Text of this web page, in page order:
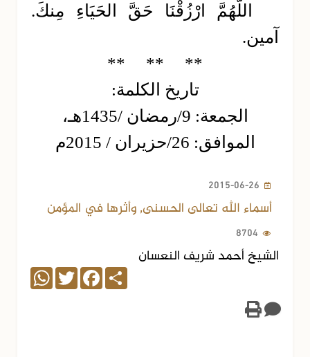
اللَّهُمَّ ارْزُقْنَا حَقَّ الحَيَاءِ مِنكَ.
آمين.
** ** **
تاريخ الكلمة:
الجمعة: 9/رمضان /1435هـ،
الموافق: 26/حزيران / 2015م
2015-06-26
أسماء الله تعالى الحسنى, وأثرها في المؤمن
8704
الشيخ أحمد شريف النعسان
Share
Facebook
Twitter
WhatsApp